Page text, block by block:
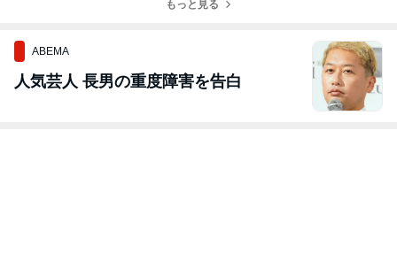
もっと見る
ABEMA
人気芸人 長男の重度障害を告白